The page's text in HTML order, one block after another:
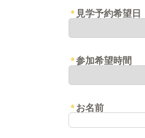
見学予約希望日
参加希望時間
お名前